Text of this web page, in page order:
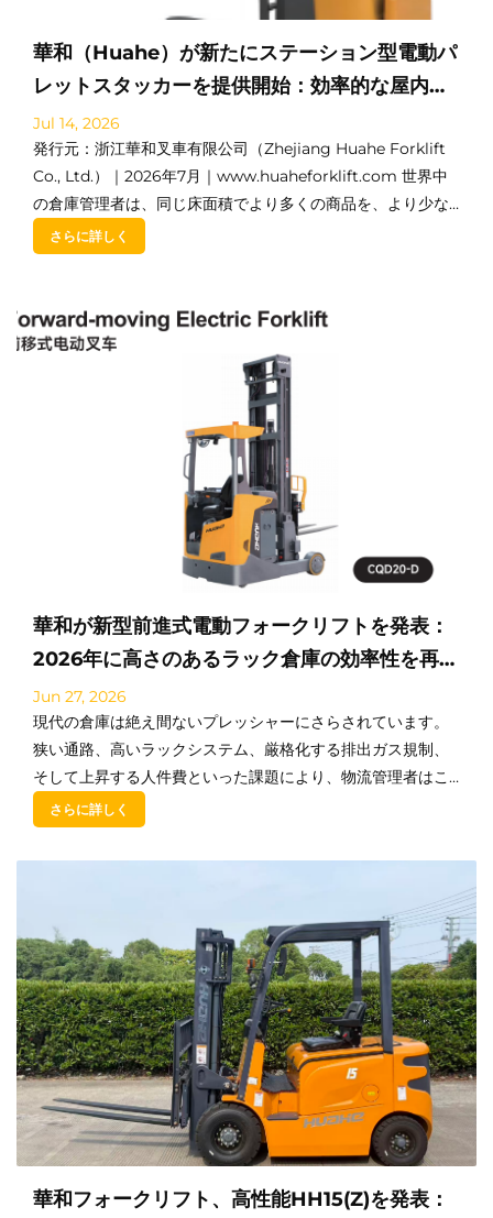
華和（Huahe）が新たにステーション型電動パ
レットスタッカーを提供開始：効率的な屋内倉
庫運用のためのスマートな選択
Jul 14, 2026
発行元：浙江華和叉車有限公司（Zhejiang Huahe Forklift
Co., Ltd.）｜2026年7月｜www.huaheforklift.com 世界中
の倉庫管理者は、同じ床面積でより多くの商品を、より少な
い人件費と低い運用コストで搬送するという共通の課題に直
面しています…
さらに詳しく
華和が新型前進式電動フォークリフトを発表：
2026年に高さのあるラック倉庫の効率性を再定
義
Jun 27, 2026
現代の倉庫は絶え間ないプレッシャーにさらされています。
狭い通路、高いラックシステム、厳格化する排出ガス規制、
そして上昇する人件費といった課題により、物流管理者はこ
れまで以上に賢い機器選択を迫られています。浙江華和フォ
ークリフト株式会社…
さらに詳しく
華和フォークリフト、高性能HH15(Z)を発表：